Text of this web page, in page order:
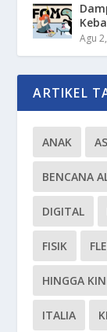
Agu
ARTIKEL
ANAK
BENCANA
DIGITAL
FISIK
HINGGA
ITALIA